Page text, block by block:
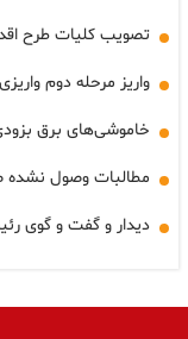
تصویب کلیات طرح
واریز مرحله دوم
خاموشی‌های برق
مطالبات وصول نشده صنعت
دیدار و گفت و گوی